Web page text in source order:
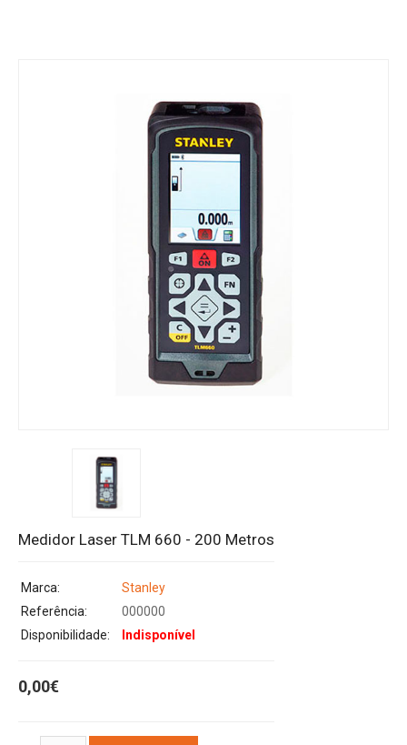
Medidor Laser TLM 660 - 200 Metros
Marca:
Stanley
Referência:
000000
Disponibilidade:
Indisponível
0,00€